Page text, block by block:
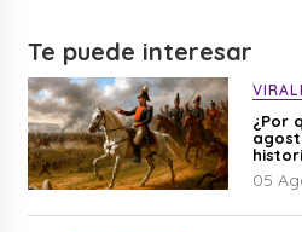
Te puede interesar
¿Por
05